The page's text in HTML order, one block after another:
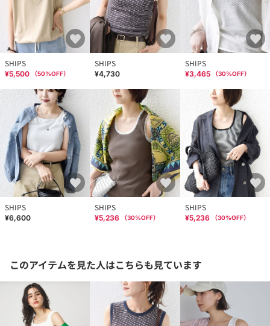
SHIPS
¥5,500 （50%OFF）
SHIPS
¥4,730
SHIPS
¥3,465 （30%OFF）
SHIPS
¥6,600
SHIPS
¥5,236 （30%OFF）
SHIPS
¥5,236 （30%OFF）